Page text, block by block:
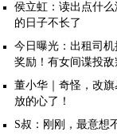
侯立虹：读出点什
的日子不长了
今日曝光：出租司
奖励！有女间谍投敌
董小华｜奇怪，改
放的心了！
S叔：刚刚，最意想